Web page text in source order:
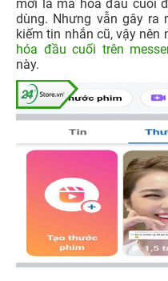
mới là mã hóa đầu cuối
dùng. Nhưng vẫn gây ra
kiếm tin nhắn cũ, vậy nên
hóa đầu cuối trên
này.